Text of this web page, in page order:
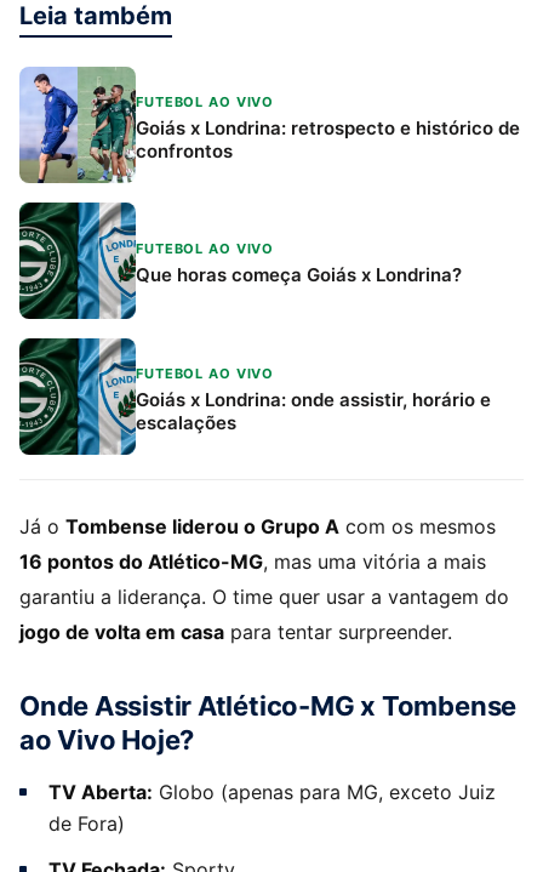
Leia também
FUTEBOL AO VIVO
Goiás x Londrina: retrospecto e histórico de
confrontos
FUTEBOL AO VIVO
Que horas começa Goiás x Londrina?
FUTEBOL AO VIVO
Goiás x Londrina: onde assistir, horário e
escalações
Já o Tombense liderou o Grupo A com os mesmos
16 pontos do Atlético-MG, mas uma vitória a mais
garantiu a liderança. O time quer usar a vantagem do
jogo de volta em casa para tentar surpreender.
Onde Assistir Atlético-MG x Tombense
ao Vivo Hoje?
TV Aberta: Globo (apenas para MG, exceto Juiz
de Fora)